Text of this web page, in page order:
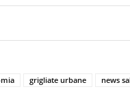
grigliate urbane news